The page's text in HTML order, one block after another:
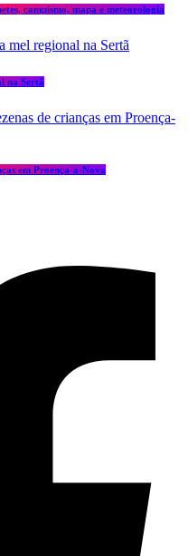
campismo, mapa e meteorologia
na Sertã
em Proença-a-Nova